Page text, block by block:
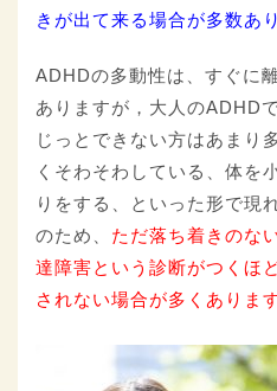
きが出て来る場合が多数あ
ADHDの多動性は、すぐに
ありますが，大人のADHD
じっとできない方はあまり
くそわそわしている、体を
りをする、といった形で現
のため、 ただ落ち着きのな
達障害という診断がつくほ
されない場合が多くあります